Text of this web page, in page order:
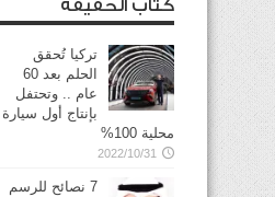
كتاب الحقيقة
تركيا تُحقق
الحلم بعد 60
عام .. وتحتفل
بإنتاج أول سيارة
محلية 100%
2022/10/31
7 نصائح للرسم